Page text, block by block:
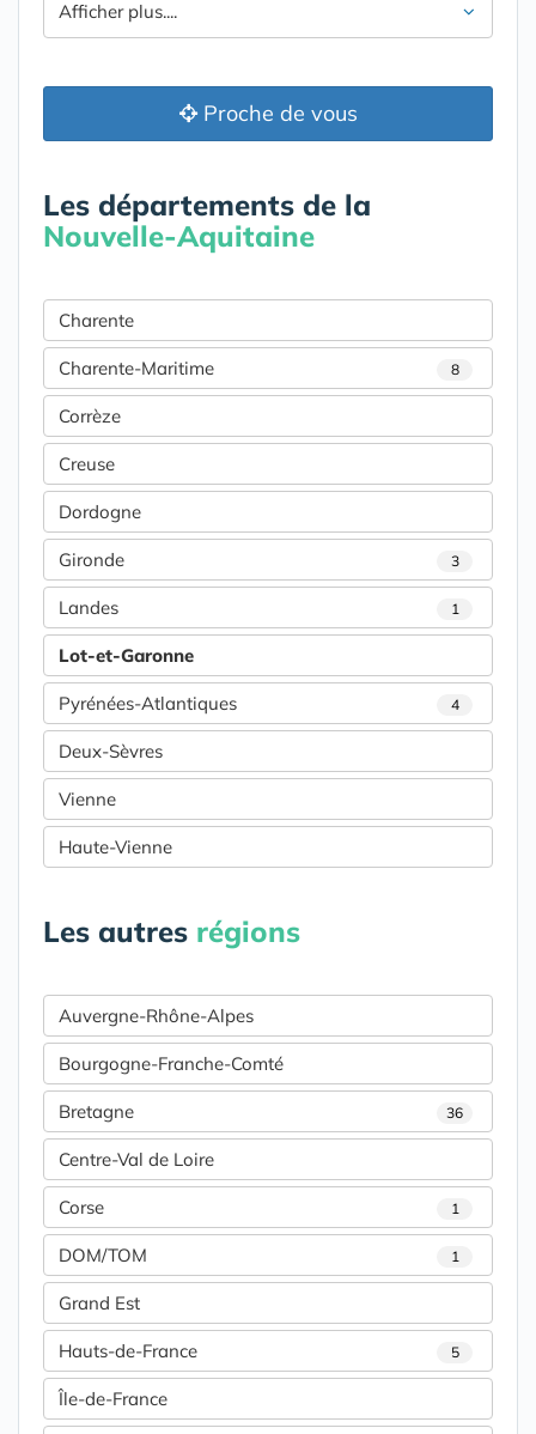
Afficher plus....
Proche de vous
Les départements de la
Nouvelle-Aquitaine
Charente
Charente-Maritime 8
Corrèze
Creuse
Dordogne
Gironde 3
Landes 1
Lot-et-Garonne
Pyrénées-Atlantiques 4
Deux-Sèvres
Vienne
Haute-Vienne
Les autres régions
Auvergne-Rhône-Alpes
Bourgogne-Franche-Comté
Bretagne 36
Centre-Val de Loire
Corse 1
DOM/TOM 1
Grand Est
Hauts-de-France 5
Île-de-France